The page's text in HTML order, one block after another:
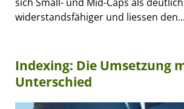
widerstandsfähiger und liessen den...
Indexing: Die Umsetzung
Unterschied